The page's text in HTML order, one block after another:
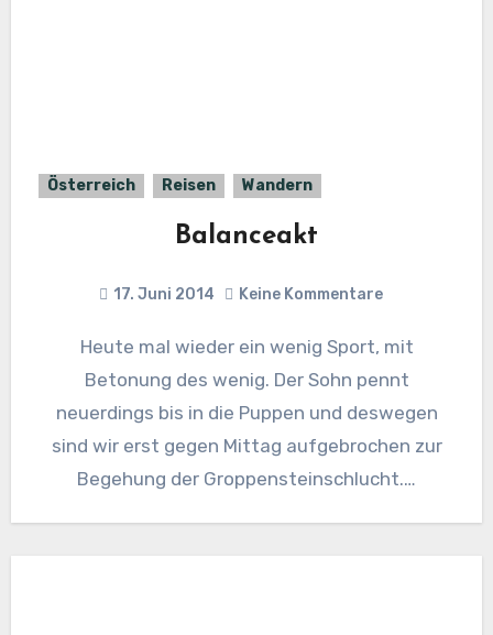
Österreich Reisen Wandern
Balanceakt
17. Juni 2014 Keine Kommentare
Heute mal wieder ein wenig Sport, mit
Betonung des wenig. Der Sohn pennt
neuerdings bis in die Puppen und deswegen
sind wir erst gegen Mittag aufgebrochen zur
Begehung der Groppensteinschlucht.…